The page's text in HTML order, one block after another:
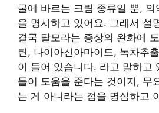
굴에 바르는 크림 종류일 뿐, 의
을 명시하고 있어요. 그래서 설
결국 탈모라는 증상의 완화에
틴, 나이아신아마이드, 녹차추
이 들어 있습니다. 라고 말하고
들이 도움을 준다는 것이지, 무
는 게 아니라는 점을 명심하고